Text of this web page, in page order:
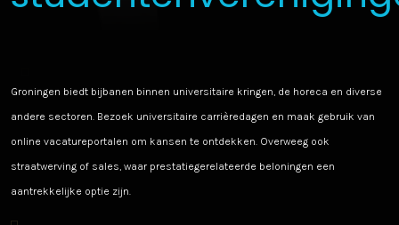
Groningen biedt bijbanen binnen universitaire kringen, de horeca en diverse
andere sectoren. Bezoek universitaire carrièredagen en maak gebruik van
online vacatureportalen om kansen te ontdekken. Overweeg ook
straatwerving of sales, waar prestatiegerelateerde beloningen een
aantrekkelijke optie zijn.